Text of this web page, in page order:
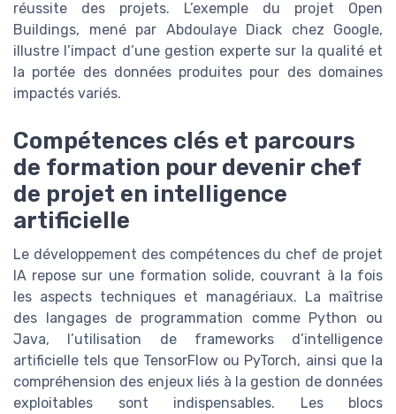
réussite des projets. L’exemple du projet Open
Buildings, mené par Abdoulaye Diack chez Google,
illustre l’impact d’une gestion experte sur la qualité et
la portée des données produites pour des domaines
impactés variés.
Compétences clés et parcours
de formation pour devenir chef
de projet en intelligence
artificielle
Le développement des compétences du chef de projet
IA repose sur une formation solide, couvrant à la fois
les aspects techniques et managériaux. La maîtrise
des langages de programmation comme Python ou
Java, l’utilisation de frameworks d’intelligence
artificielle tels que TensorFlow ou PyTorch, ainsi que la
compréhension des enjeux liés à la gestion de données
exploitables sont indispensables. Les blocs